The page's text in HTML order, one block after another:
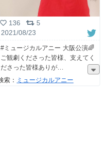
136
5
2021/08/23
#ミュージカルアニー 大阪公演🌈
ご観劇くださった皆様、支えてく
ださった皆様ありが
索： ミュージカルアニー